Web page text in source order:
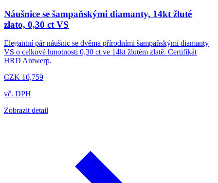
Náušnice se šampaňskými diamanty, 14kt žluté
zlato, 0,30 ct VS
Elegantní pár náušnic se dvěma přírodními šampaňskými diamanty
VS o celkové hmotnosti 0,30 ct ve 14kt žlutém zlatě. Certifikát
HRD Antwerp.
CZK 10,759
vč. DPH
Zobrazit detail